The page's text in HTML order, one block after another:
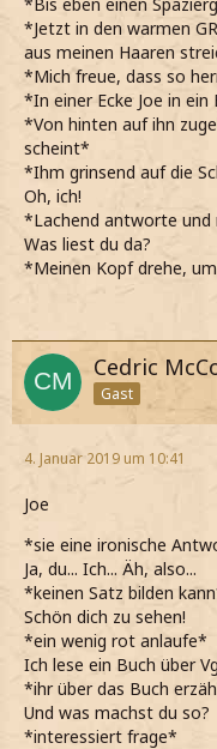
*Jetzt in den warmen
aus meinen Haaren
*Mich freue, dass so
*In einer Ecke Joe in
*Von hinten auf ihn
scheint*
*Ihm grinsend auf die
Oh, ich!
*Lachend antworte und
Was liest du da?
*Meinen Kopf drehe,
Cedric
Gast
4. Januar 2019 um 10:41
Joe
*sie eine ironische
Ja, du... Ich... Äh, also...
*keinen Satz bilden
Schön dich zu sehen!
*ein wenig rot anlaufe*
Ich lese ein Buch über
*ihr über das Buch
Und was machst du so?
*interessiert frage*